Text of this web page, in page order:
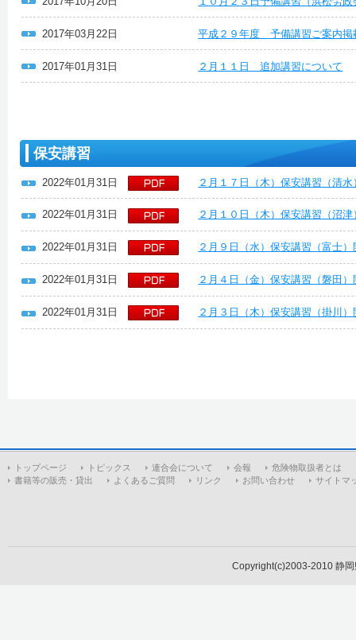
2017年03月22日 平成２９年度 予備講習ご案内掲
2017年01月31日 ２月１１日 追加講習について
保安講習
2022年01月31日 ２月１７日（木）保安講習（清
2022年01月31日 ２月１０日（木）保安講習（沼
2022年01月31日 ２月９日（水）保安講習（富士
2022年01月31日 ２月４日（金）保安講習（磐田
2022年01月31日 ２月３日（木）保安講習（掛川
トップページ トピックス 連合会について 会報
危険物取扱者とは
書籍等の販売・貸出
よくあるご質問 リンク お問い合わせ サイトマ
Copyright(c)2003-2010 静